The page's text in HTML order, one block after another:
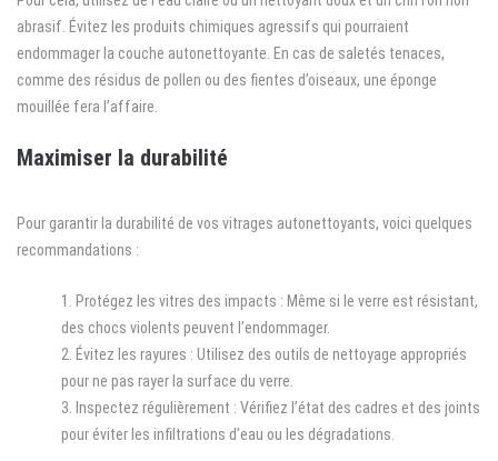
abrasif. Évitez les produits chimiques agressifs qui pourraient
endommager la couche autonettoyante. En cas de saletés tenaces,
comme des résidus de pollen ou des fientes d’oiseaux, une éponge
mouillée fera l’affaire.
Maximiser la durabilité
Pour garantir la durabilité de vos vitrages autonettoyants, voici quelques
recommandations :
Protégez les vitres des impacts : Même si le verre est résistant,
des chocs violents peuvent l’endommager.
Évitez les rayures : Utilisez des outils de nettoyage appropriés
pour ne pas rayer la surface du verre.
Inspectez régulièrement : Vérifiez l’état des cadres et des joints
pour éviter les infiltrations d’eau ou les dégradations.